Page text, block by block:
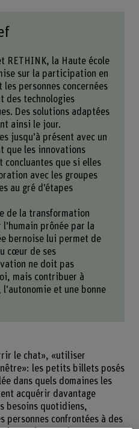
RETHINK, la Haute école
sur la participation en
personnes concernées
des technologies
Des solutions adaptées
ainsi le jour.
jusqu’à présent avec un
que les innovations
concluantes que si elles
avec les groupes
au gré d’étapes
de la transformation
prônée par la
bernoise lui permet de
cœur de ses
ne doit pas
mais contribuer à
et une bonne
le chat», «utiliser
les petits billets posés
dans quels domaines les
acquérir davantage
besoins quotidiens,
personnes confrontées à des